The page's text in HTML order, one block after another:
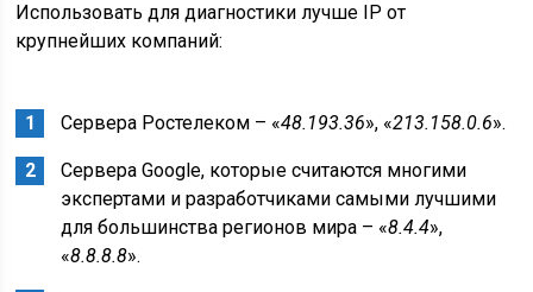
Использовать для диагностики лучше IP от
крупнейших компаний:
Сервера Ростелеком – «48.193.36», «213.158.0.6».
Сервера Google, которые считаются многими
экспертами и разработчиками самыми лучшими
для большинства регионов мира – «8.4.4»,
«8.8.8.8».